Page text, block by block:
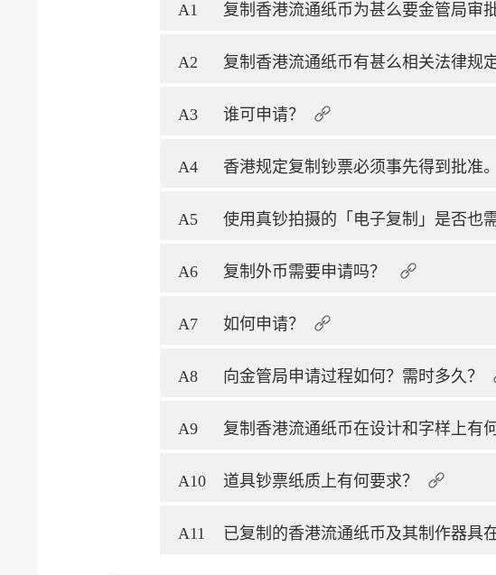
A1 复制香港流通纸币为甚么要金管局审批
A2 复制香港流通纸币有甚么相关法律规定
A3 谁可申请？
A4 香港规定复制钞票必须事先得到批准
A5 使用真钞拍摄的「电子复制」是否也
A6 复制外币需要申请吗？
A7 如何申请？
A8 向金管局申请过程如何？需时多久？
A9 复制香港流通纸币在设计和字样上有
A10 道具钞票纸质上有何要求？
A11 已复制的香港流通纸币及其制作器具